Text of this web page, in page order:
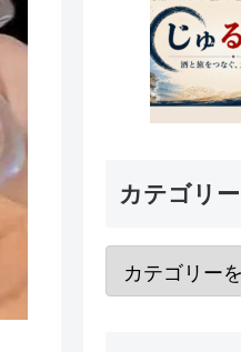
カテゴリー